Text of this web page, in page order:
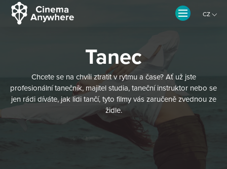
CZ
Tanec
Chcete se na chvíli ztratit v rytmu a čase? Ať už jste
profesionální tanečník, majitel studia, taneční instruktor nebo se
jen rádi díváte, jak lidi tančí, tyto filmy vás zaručeně zvednou ze
židle.